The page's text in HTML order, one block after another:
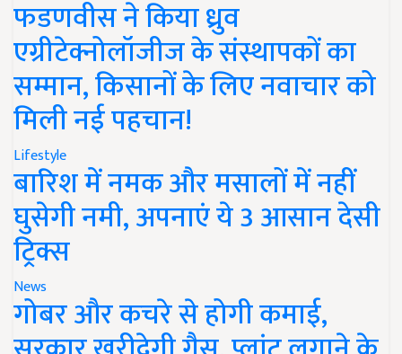
फडणवीस ने किया ध्रुव
एग्रीटेक्नोलॉजीज के संस्थापकों का
सम्मान, किसानों के लिए नवाचार को
मिली नई पहचान!
Lifestyle
बारिश में नमक और मसालों में नहीं
घुसेगी नमी, अपनाएं ये 3 आसान देसी
ट्रिक्स
News
गोबर और कचरे से होगी कमाई,